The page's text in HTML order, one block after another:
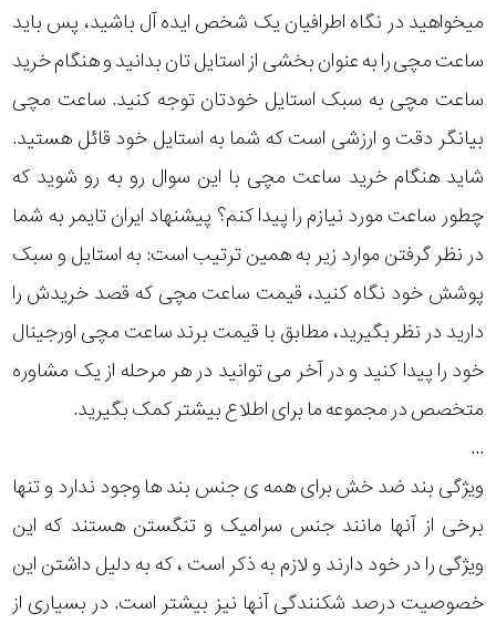
میخواهید در نگاه اطرافیان یک شخص ایده آل باشید، پس باید
ساعت مچی را به عنوان بخشی از استایل تان بدانید و هنگام خرید
ساعت مچی به سبک استایل خودتان توجه کنید. ساعت مچی
بیانگر دقت و ارزشی است که شما به استایل خود قائل هستید.
شاید هنگام خرید ساعت مچی با این سوال رو به رو شوید که
چطور ساعت مورد نیازم را پیدا کنم؟ پیشنهاد ایران تایمر به شما
در نظر گرفتن موارد زیر به همین ترتیب است: به استایل و سبک
پوشش خود نگاه کنید، قیمت ساعت مچی که قصد خریدش را
دارید در نظر بگیرید، مطابق با قیمت برند ساعت مچی اورجینال
خود را پیدا کنید و در آخر می توانید در هر مرحله از یک مشاوره
متخصص در مجموعه ما برای اطلاع بیشتر کمک بگیرید.
...
ویژگی بند ضد خش برای همه ی جنس بند ها وجود ندارد و تنها
برخی از آنها مانند جنس سرامیک و تنگستن هستند که این
ویژگی را در خود دارند و لازم به ذکر است ، که به دلیل داشتن این
خصوصیت درصد شکنندگی آنها نیز بیشتر است. در بسیاری از
جگوار
تیسوت
مازراتی
بیشتر...
جنسیت
استایل
رده
محدوده
عرض
قاب
بند